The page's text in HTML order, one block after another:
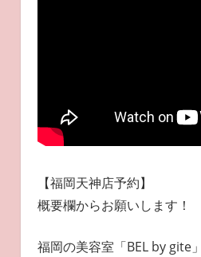
【福岡天神店予約】
概要欄からお願いします！
福岡の美容室「BEL by gite